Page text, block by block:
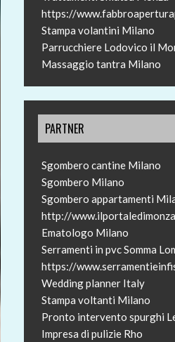
https://
Stampa volantini Milano
Parrucchiere Lodovico il
Massaggio tantra Milano
PARTNER
Sgombero cantine Milano
Sgombero Milano
Sgombero appartamenti
http://
Ematologo Milano
Serramenti in pvc Somma
https://
Wedding planner Italy
Stampa voltanti Milano
Pronto intervento spurghi
Impresa di pulizie Rho